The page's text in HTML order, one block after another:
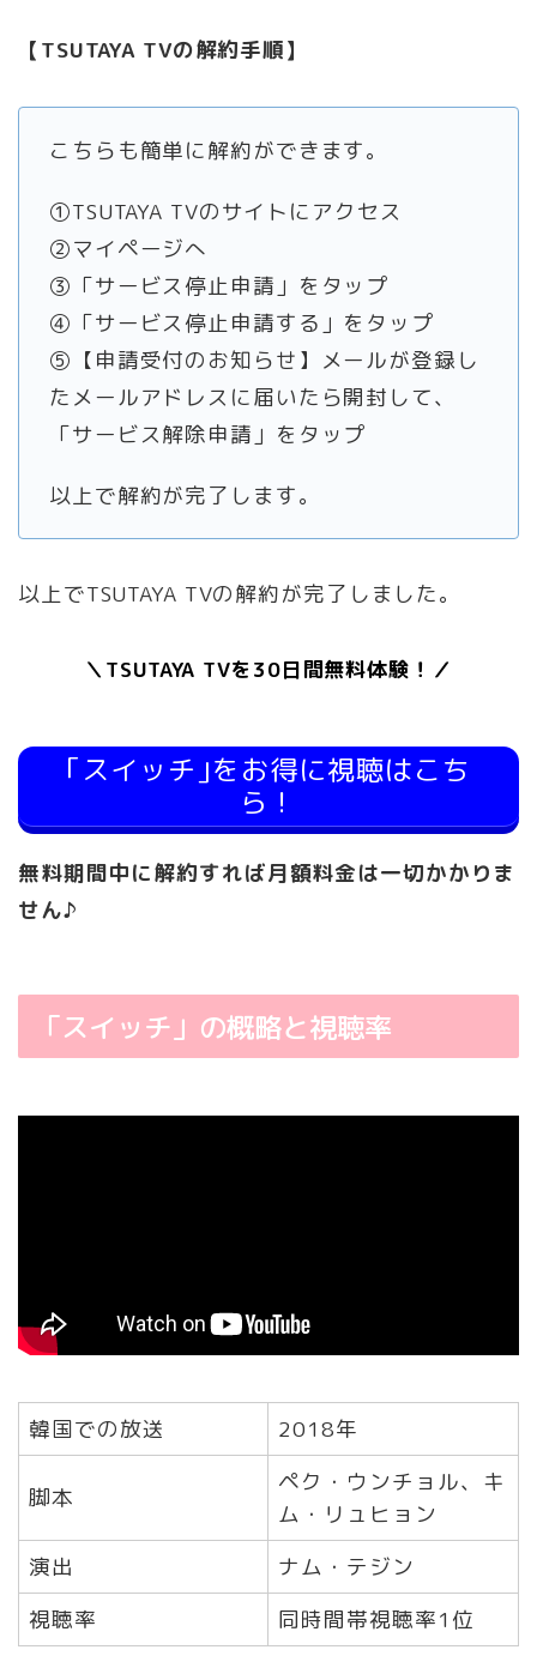
【TSUTAYA TVの解約手順】
こちらも簡単に解約ができます。
①TSUTAYA TVのサイトにアクセス
②マイページへ
③「サービス停止申請」をタップ
④「サービス停止申請する」をタップ
⑤【申請受付のお知らせ】メールが登録し
たメールアドレスに届いたら開封して、
「サービス解除申請」をタップ
以上で解約が完了します。
以上でTSUTAYA TVの解約が完了しました。
＼TSUTAYA TVを30日間無料体験！／
｢スイッチ｣をお得に視聴はこち
ら！
無料期間中に解約すれば月額料金は一切かかりま
せん♪
「スイッチ」の概略と視聴率
韓国での放送 2018年
脚本
ペク・ウンチョル、キ
ム・リュヒョン
演出
ナム・テジン
視聴率
同時間帯視聴率1位